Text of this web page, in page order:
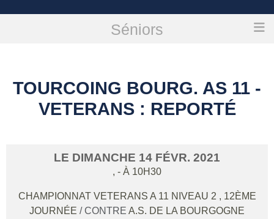
Séniors
Tourcoing Bourg. As 11 - Veterans : reporté
TOURCOING BOURG. AS 11 -
VETERANS : REPORTÉ
LE DIMANCHE 14 FÉVR. 2021
, - À 10H30
CHAMPIONNAT VETERANS A 11 NIVEAU 2 , 12ÈME
JOURNÉE / CONTRE A.S. DE LA BOURGOGNE